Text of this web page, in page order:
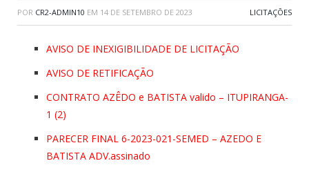
POR CR2-ADMIN10 EM 14 DE SETEMBRO DE 2023 LICITAÇÕES
AVISO DE INEXIGIBILIDADE DE LICITAÇÃO
AVISO DE RETIFICAÇÃO
CONTRATO AZÊDO e BATISTA valido – ITUPIRANGA-
1 (2)
PARECER FINAL 6-2023-021-SEMED – AZEDO E
BATISTA ADV.assinado